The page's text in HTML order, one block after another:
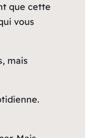
que cette
vous
mais